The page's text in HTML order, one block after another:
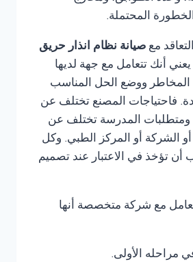
المحتملة.
مع صيانة نظام انذار حريق
يعني أنك تتعامل مع جهة لديها
المخاطر ووضع الحل المناسب
فاحتياجات المصنع تختلف عن
ومتطلبات المدرسة تختلف عن
الشركة أو المركز الطبي. وكل
أن تؤخذ في الاعتبار عند تصميم
مع شركة متخصصة أنها
مراحله الأولى.